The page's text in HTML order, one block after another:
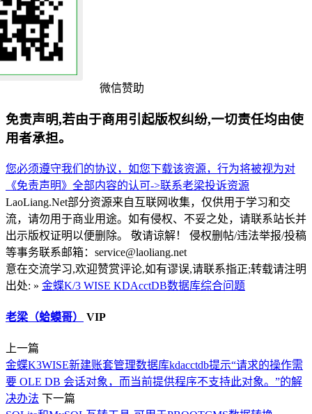
微信赞助
免责声明,若由于商用引起版权纠纷,一切责任均由使
用者承担。
您必须遵守我们的协议，如您下载该资源，行为将被视为对
《免责声明》全部内容的认可->联系老梁投诉资源
LaoLiang.Net部分资源来自互联网收集，仅供用于学习和交
流，请勿用于商业用途。如有侵权、不妥之处，请联系站长并
出示版权证明以便删除。 敬请谅解！ 侵权删帖/违法举报/投稿
等事务联系邮箱：service@laoliang.net
意在交流学习,欢迎赞赏评论,如有谬误,请联系指正;转载请注明
出处: » 金蝶K/3 WISE KDAcctDB数据库综合问题
老梁（蛤蟆哥） VIP
上一篇
金蝶K3WISE新建账套管理数据库kdacctdb提示“请求的操作需
要 OLE DB 会话对象，而当前提供程序不支持此对象。”的解
决办法 下一篇